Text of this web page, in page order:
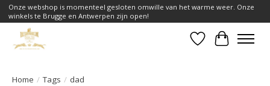
Onze webshop is momenteel gesloten omwille van het warme weer. Onze
winkels te Brugge en Antwerpen zijn open!
Verlanglijst
Home / Tags / dad